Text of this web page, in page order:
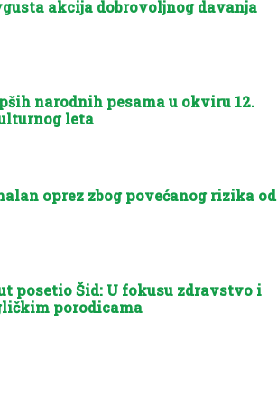
akcija dobrovoljnog davanja
narodnih pesama u okviru 12.
leta
oprez zbog povećanog rizika od
posetio Šid: U fokusu zdravstvo i
porodicama